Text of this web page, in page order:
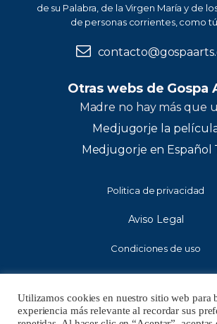
de su Palabra, de la Virgen María y de
de personas corrientes, como
Otras webs de Gospa
Madre no hay más que
Medjugorje la
Medjugorje en Español
Politica de privacidad
Aviso Legal
Condiciones de uso
DONAR
Utilizamos cookies en nuestro sitio web para
experiencia más relevante al recordar sus